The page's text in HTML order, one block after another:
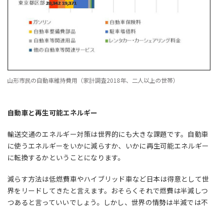
山形市民の自動車維持費用（家計調査2018年、二人以上の世帯）
自動車と再生可能エネルギー
輸送交通のエネルギー対策は世界的にも大きな課題です。自動車
に使うエネルギーをいかに減らすか、いかに再生可能エネルギー
に転換するかということになります。
減らす方法は低燃費車やハイブリッド車など日本は得意として世
界をリードしてきたと言えます。おそらくそれで燃費は半減しつ
つあると言っていいでしょう。しかし、世界の情勢は半減では不